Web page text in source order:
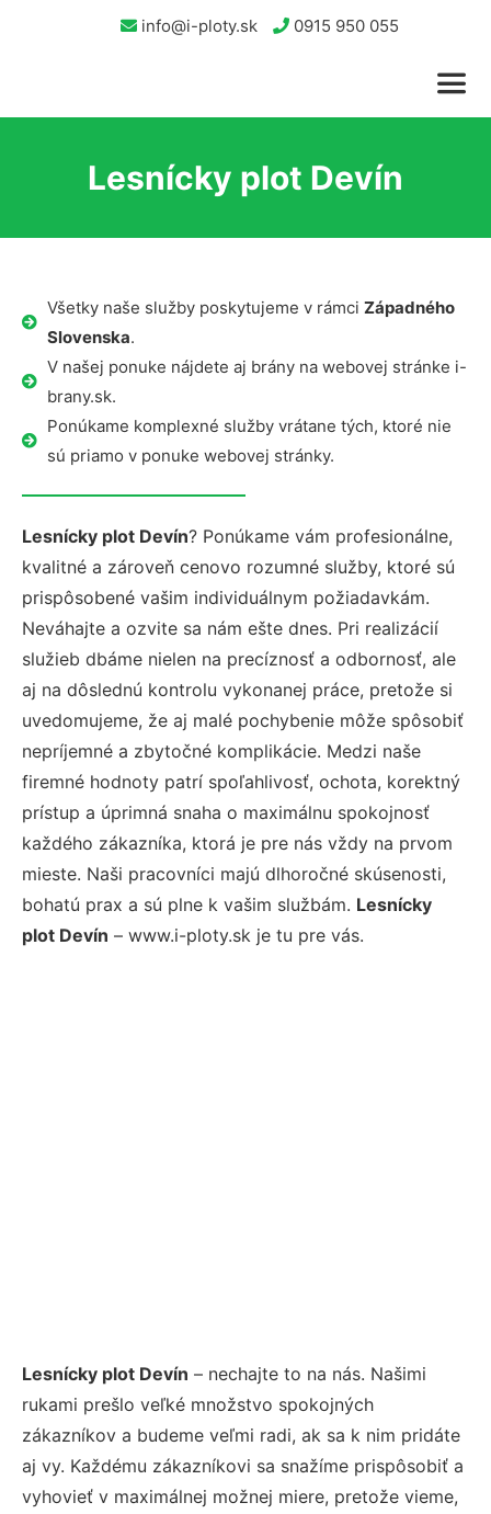
info@i-ploty.sk 0915 950 055
Lesnícky plot Devín
Všetky naše služby poskytujeme v rámci Západného
Slovenska.
V našej ponuke nájdete aj brány na webovej stránke i-
brany.sk.
Ponúkame komplexné služby vrátane tých, ktoré nie
sú priamo v ponuke webovej stránky.
Lesnícky plot Devín? Ponúkame vám profesionálne,
kvalitné a zároveň cenovo rozumné služby, ktoré sú
prispôsobené vašim individuálnym požiadavkám.
Neváhajte a ozvite sa nám ešte dnes. Pri realizácií
služieb dbáme nielen na precíznosť a odbornosť, ale
aj na dôslednú kontrolu vykonanej práce, pretože si
uvedomujeme, že aj malé pochybenie môže spôsobiť
nepríjemné a zbytočné komplikácie. Medzi naše
firemné hodnoty patrí spoľahlivosť, ochota, korektný
prístup a úprimná snaha o maximálnu spokojnosť
každého zákazníka, ktorá je pre nás vždy na prvom
mieste. Naši pracovníci majú dlhoročné skúsenosti,
bohatú prax a sú plne k vašim službám. Lesnícky
plot Devín – www.i-ploty.sk je tu pre vás.
Lesnícky plot Devín – nechajte to na nás. Našimi
rukami prešlo veľké množstvo spokojných
zákazníkov a budeme veľmi radi, ak sa k nim pridáte
aj vy. Každému zákazníkovi sa snažíme prispôsobiť a
vyhovieť v maximálnej možnej miere, pretože vieme,